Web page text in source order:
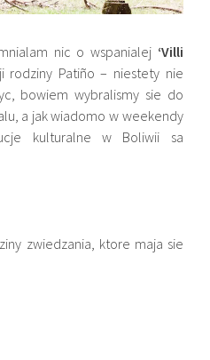
nic o wspanialej ‘Villi
rodziny Patiño – niestety nie
bowiem wybralismy sie do
a jak wiadomo w weekendy
kulturalne w Boliwii sa
zwiedzania, ktore maja sie